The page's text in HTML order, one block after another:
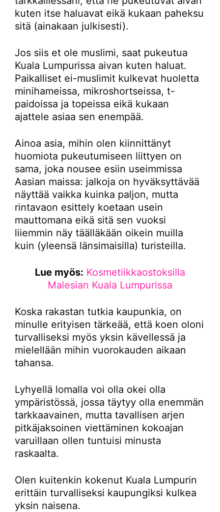
kuten itse haluavat eikä kukaan paheksu
sitä (ainakaan julkisesti).
Jos siis et ole muslimi, saat pukeutua
Kuala Lumpurissa aivan kuten haluat.
Paikalliset ei-muslimit kulkevat huoletta
minihameissa, mikroshortseissa, t-
paidoissa ja topeissa eikä kukaan
ajattele asiaa sen enempää.
Ainoa asia, mihin olen kiinnittänyt
huomiota pukeutumiseen liittyen on
sama, joka nousee esiin useimmissa
Aasian maissa: jalkoja on hyväksyttävää
näyttää vaikka kuinka paljon, mutta
rintavaon esittely koetaan usein
mauttomana eikä sitä sen vuoksi
liiemmin näy täälläkään oikein muilla
kuin (yleensä länsimaisilla) turisteilla.
Lue myös: Kosmetiikkaostoksilla
Malesian Kuala Lumpurissa
Koska rakastan tutkia kaupunkia, on
minulle erityisen tärkeää, että koen oloni
turvalliseksi myös yksin kävellessä ja
mielellään mihin vuorokauden aikaan
tahansa.
Lyhyellä lomalla voi olla okei olla
ympäristössä, jossa täytyy olla enemmän
tarkkaavainen, mutta tavallisen arjen
pitkäjaksoinen viettäminen kokoajan
varuillaan ollen tuntuisi minusta
raskaalta.
Olen kuitenkin kokenut Kuala Lumpurin
erittäin turvalliseksi kaupungiksi kulkea
yksin naisena.